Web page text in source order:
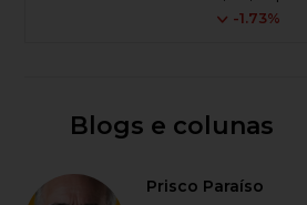
-1.73%
Blogs e colunas
Prisco Paraíso